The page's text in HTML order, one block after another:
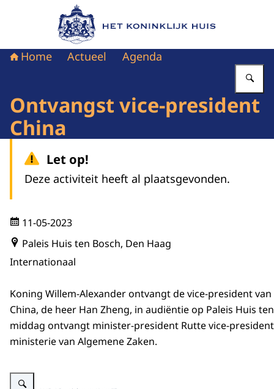
Naar de homepage van Het Koninklijk Huis
Home Actueel Agenda
Ontvangst vice-president
China
Let op!
Deze activiteit heeft al plaatsgevonden.
11-05-2023
Paleis Huis ten Bosch, Den Haag
Internationaal
Koning Willem-Alexander ontvangt de vice-president
China, de heer Han Zheng, in audiëntie op Paleis Huis
middag ontvangt minister-president Rutte vice-
ministerie van Algemene Zaken.
Vergroot afbeelding Koning Willem-Alexander ontvangt de vice-president